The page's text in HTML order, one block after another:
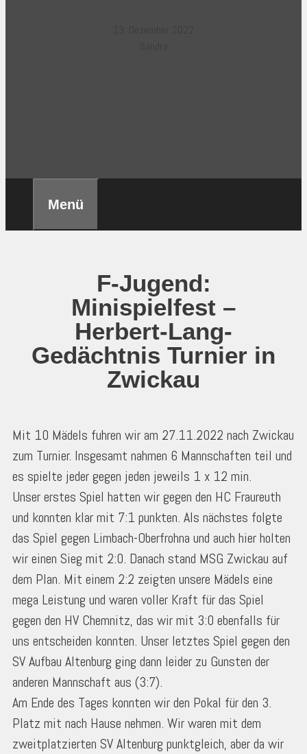
Menü
F-Jugend:
Minispielfest –
Herbert-Lang-
Gedächtnis Turnier in
Zwickau
Mit 10 Mädels fuhren wir am 27.11.2022 nach Zwickau
zum Turnier. Insgesamt nahmen 6 Mannschaften teil und
es spielte jeder gegen jeden jeweils 1 x 12 min.
Unser erstes Spiel hatten wir gegen den HC Fraureuth
und konnten klar mit 7:1 punkten. Als nächstes folgte
das Spiel gegen Limbach-Oberfrohna und auch hier holten
wir einen Sieg mit 2:0. Danach stand MSG Zwickau auf
dem Plan. Mit einem 2:2 zeigten unsere Mädels eine
mega Leistung und waren voller Kraft für das Spiel
gegen den HV Chemnitz, das wir mit 3:0 ebenfalls für
uns entscheiden konnten. Unser letztes Spiel gegen den
SV Aufbau Altenburg ging dann leider zu Gunsten der
anderen Mannschaft aus (3:7).
Am Ende des Tages konnten wir den Pokal für den 3.
Platz mit nach Hause nehmen. Wir waren mit dem
zweitplatzierten SV Altenburg punktgleich, aber da wir